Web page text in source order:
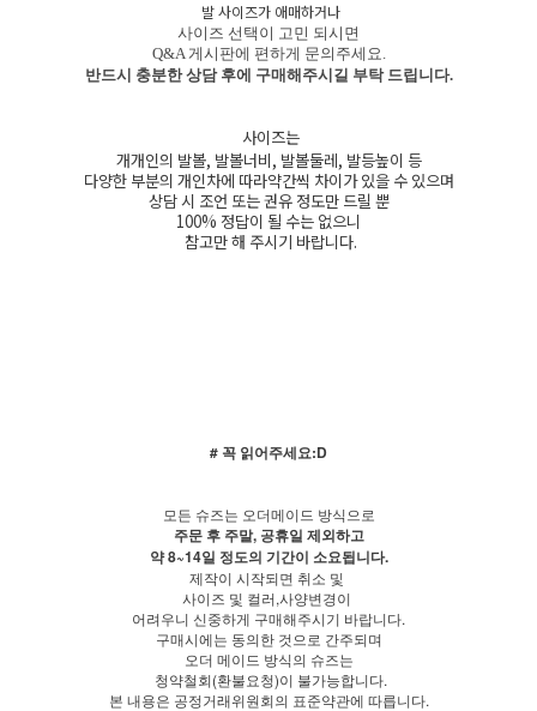
발 사이즈가 애매하거나
사이즈 선택이 고민 되시면
Q&A 게시판에 편하게 문의주세요.
반드시 충분한 상담 후에 구매해주시길 부탁 드립니다.
사이즈는
개개인의 발볼, 발볼너비, 발볼둘레, 발등높이 등
다양한 부분의 개인차에 따라약간씩 차이가 있을 수 있으며
상담 시 조언 또는 권유 정도만 드릴 뿐
100% 정답이 될 수는 없으니
참고만 해 주시기 바랍니다.
# 꼭 읽어주세요:D
모든 슈즈는 오더메이드 방식으로
주문 후 주말, 공휴일 제외하고
약 8~14일 정도의 기간이 소요됩니다.
제작이 시작되면 취소 및
사이즈 및 컬러,사양변경이
어려우니 신중하게 구매해주시기 바랍니다.
구매시에는 동의한 것으로 간주되며
오더 메이드 방식의 슈즈는
청약철회(환불요청)이 불가능합니다.
본 내용은 공정거래위원회의 표준약관에 따릅니다.